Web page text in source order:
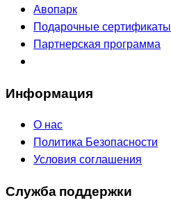
Авопарк
Подарочные сертификаты
Партнерская программа
Информация
О нас
Политика Безопасности
Условия соглашения
Служба поддержки